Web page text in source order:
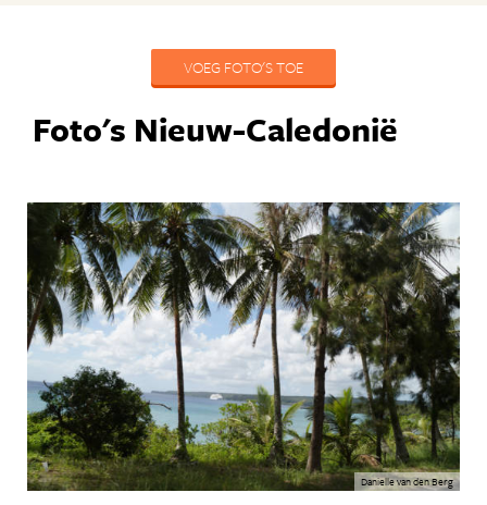
VOEG FOTO'S TOE
Foto's Nieuw-Caledonië
Danielle van den Berg